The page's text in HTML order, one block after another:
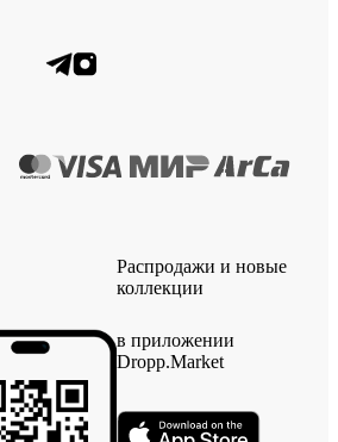
Распродажи и новые
коллекции
в приложении
Dropp.Market